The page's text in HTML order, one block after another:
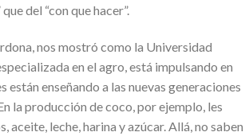
del “con que hacer”.
nos mostró como la Universidad
en el agro, está impulsando en
enseñando a las nuevas generaciones
la producción de coco, por ejemplo, les
leche, harina y azúcar. Allá, no saben